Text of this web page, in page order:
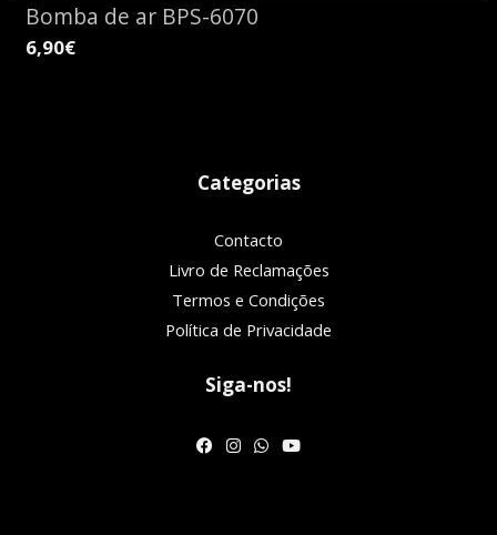
Bomba de ar BPS-6070
6,90€
Categorias
Contacto
Livro de Reclamações
Termos e Condições
Política de Privacidade
Siga-nos!